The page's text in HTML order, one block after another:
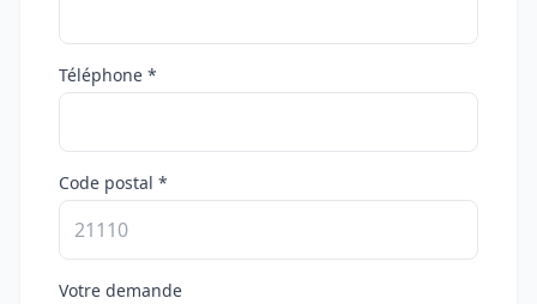
Téléphone *
Code postal *
Votre demande